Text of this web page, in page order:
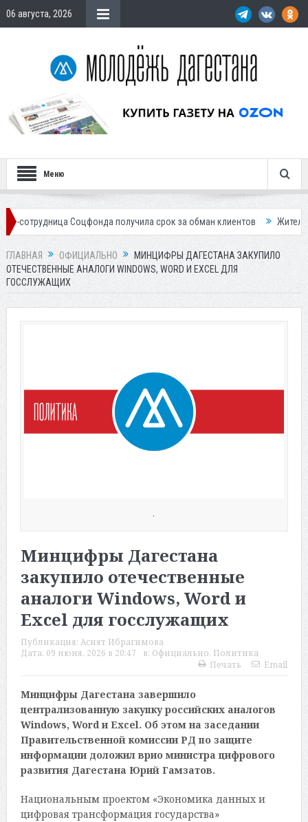
06 августа, 2026
Меню
Соцфонда получила срок за обман клиентов Жителей
ГЛАВНАЯ ОФИЦИАЛЬНО
МИНЦИФРЫ ДАГЕСТАНА ЗАКУПИЛО
ОТЕЧЕСТВЕННЫЕ АНАЛОГИ WINDOWS, WORD И EXCEL ДЛЯ
ГОССЛУЖАЩИХ
.
Минцифры Дагестана
закупило отечественные
аналоги Windows, Word и
Excel для госслужащих
Публикация: Асият Ибрагимова
Дата: 09 июня, 2026 в 20:47 в: Официально, Политика
Печать
Email
Минцифры Дагестана завершило
централизованную закупку российских аналогов
Windows, Word и Excel. Об этом на заседании
Правительственной комиссии РД по защите
информации доложил врио министра цифрового
развития Дагестана Юрий Гамзатов.
Национальным проектом «Экономика данных и
цифровая трансформация государства»